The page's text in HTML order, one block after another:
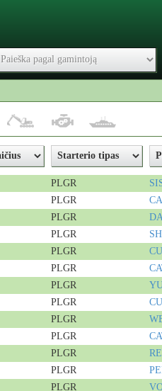
PLGR
PLGR
PLGR
PLGR
PLGR
PLGR
PLGR
PLGR
PLGR
PLGR
PLGR
PLGR
PLGR